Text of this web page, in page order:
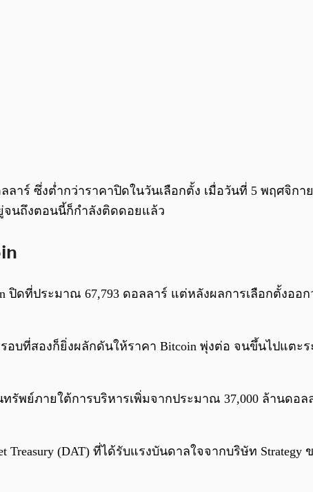
าร์ ซึ่งต่ำกว่าราคาปิดในวันเลือกตั้ง เมื่อวันที่ 5 พฤศจิกา
จนถึงตอนนี้ก็กำลังติดดอยแล้ว
ปิดที่ประมาณ 67,793 ดอลลาร์ แต่หลังผลการเลือกตั้งออ
ที่สองก็ยิ่งผลักดันให้ราคา Bitcoin พุ่งต่อ จนขึ้นไปแตะร
พย์ภายใต้การบริหารเพิ่มจากประมาณ 37,000 ล้านดอล
(DAT) ที่ได้รับแรงบันดาลใจจากบริษัท Strategy